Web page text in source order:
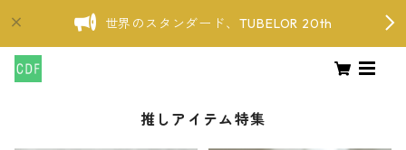
世界のスタンダード、TUBELOR 20th
推しアイテム特集